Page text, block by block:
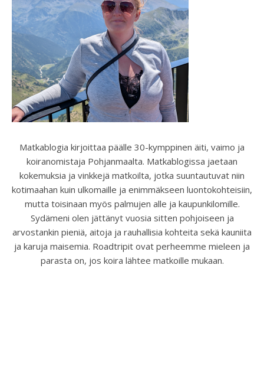
Matkablogia kirjoittaa päälle 30-kymppinen äiti, vaimo ja
koiranomistaja Pohjanmaalta. Matkablogissa jaetaan
kokemuksia ja vinkkejä matkoilta, jotka suuntautuvat niin
kotimaahan kuin ulkomaille ja enimmäkseen luontokohteisiin,
mutta toisinaan myös palmujen alle ja kaupunkilomille.
Sydämeni olen jättänyt vuosia sitten pohjoiseen ja
arvostankin pieniä, aitoja ja rauhallisia kohteita sekä kauniita
ja karuja maisemia. Roadtripit ovat perheemme mieleen ja
parasta on, jos koira lähtee matkoille mukaan.